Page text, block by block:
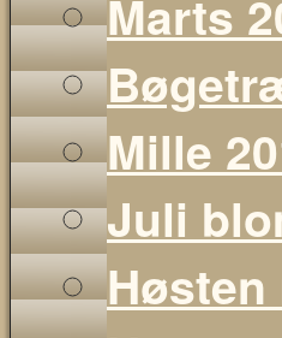
Marts
Mille
Juli